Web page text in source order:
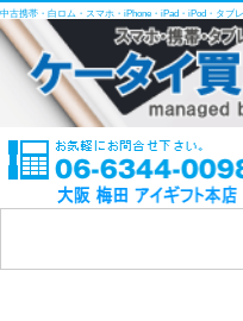
中古携帯・白ロム・スマホ・iPhone・iPad・iPod・タブ